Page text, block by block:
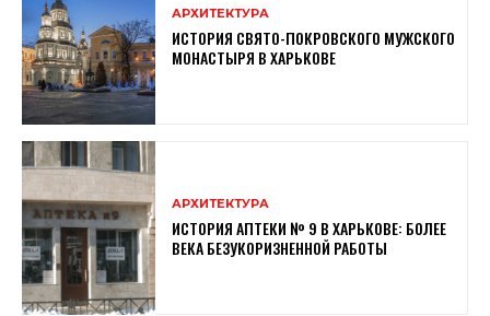
АРХИТЕКТУРА
ИСТОРИЯ СВЯТО-ПОКРОВСКОГО МУЖСКОГО
МОНАСТЫРЯ В ХАРЬКОВЕ
АРХИТЕКТУРА
ИСТОРИЯ АПТЕКИ № 9 В ХАРЬКОВЕ: БОЛЕЕ
ВЕКА БЕЗУКОРИЗНЕННОЙ РАБОТЫ